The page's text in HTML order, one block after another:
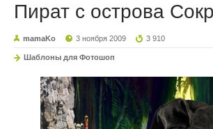
Пират с острова
mamaKo 3 ноября 2009 3 910
Шаблоны для Фотошоп